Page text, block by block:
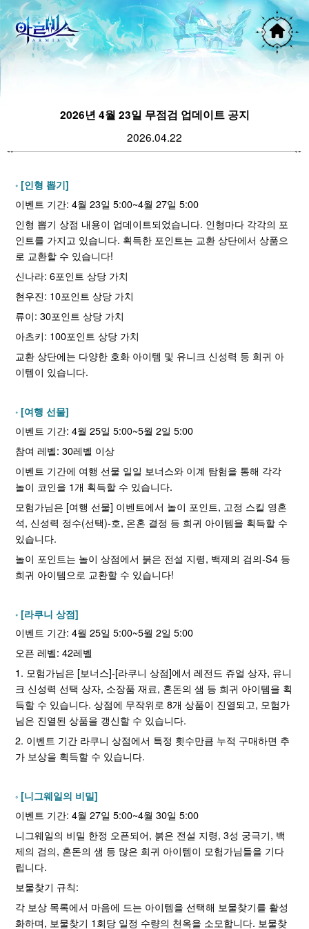
2026년 4월 23일 무점검 업데이트 공지
2026.04.22
[인형 뽑기]
이벤트 기간: 4월 23일 5:00~4월 27일 5:00
인형 뽑기 상점 내용이 업데이트되었습니다. 인형마다 각각의 포
인트를 가지고 있습니다. 획득한 포인트는 교환 상단에서 상품으
로 교환할 수 있습니다!
신나라: 6포인트 상당 가치
현우진: 10포인트 상당 가치
류이: 30포인트 상당 가치
아츠키: 100포인트 상당 가치
교환 상단에는 다양한 호화 아이템 및 유니크 신성력 등 희귀 아
이템이 있습니다.
[여행 선물]
이벤트 기간: 4월 25일 5:00~5월 2일 5:00
참여 레벨: 30레벨 이상
이벤트 기간에 여행 선물 일일 보너스와 이계 탐험을 통해 각각
놀이 코인을 1개 획득할 수 있습니다.
모험가님은 [여행 선물] 이벤트에서 놀이 포인트, 고정 스킬 영혼
석, 신성력 정수(선택)-호, 온혼 결정 등 희귀 아이템을 획득할 수
있습니다.
놀이 포인트는 놀이 상점에서 붉은 전설 지령, 백제의 검의-S4 등
희귀 아이템으로 교환할 수 있습니다!
[라쿠니 상점]
이벤트 기간: 4월 25일 5:00~5월 2일 5:00
오픈 레벨: 42레벨
1. 모험가님은 [보너스]-[라쿠니 상점]에서 레전드 쥬얼 상자, 유니
크 신성력 선택 상자, 소장품 재료, 혼돈의 샘 등 희귀 아이템을 획
득할 수 있습니다. 상점에 무작위로 8개 상품이 진열되고, 모험가
님은 진열된 상품을 갱신할 수 있습니다.
2. 이벤트 기간 라쿠니 상점에서 특정 횟수만큼 누적 구매하면 추
가 보상을 획득할 수 있습니다.
[니그웨일의 비밀]
이벤트 기간: 4월 27일 5:00~4월 30일 5:00
니그웨일의 비밀 한정 오픈되어, 붉은 전설 지령, 3성 궁극기, 백
제의 검의, 혼돈의 샘 등 많은 희귀 아이템이 모험가님들을 기다
립니다.
보물찾기 규칙:
각 보상 목록에서 마음에 드는 아이템을 선택해 보물찾기를 활성
화하며, 보물찾기 1회당 일정 수량의 천옥을 소모합니다. 보물찾